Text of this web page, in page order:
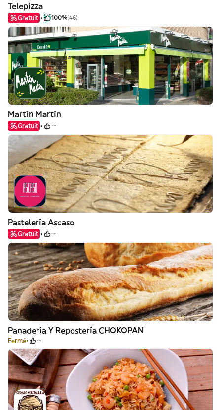
Telepizza
Gratuit 100%(46)
Martín Martín
Gratuit --
Pastelería Ascaso
Gratuit --
Panadería Y Repostería CHOKOPAN
Fermé --